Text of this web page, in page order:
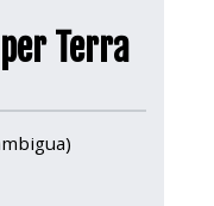
Terra